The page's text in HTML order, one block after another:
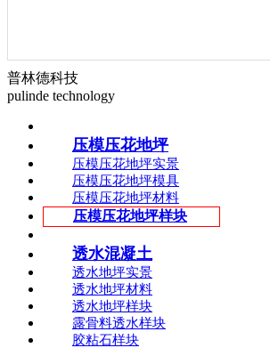
普林德科技
pulinde technology
压模压花地坪
压模压花地坪实景
压模压花地坪模具
压模压花地坪材料
压模压花地坪样块
透水混凝土
透水地坪实景
透水地坪材料
透水地坪样块
露骨料透水样块
胶粘石样块